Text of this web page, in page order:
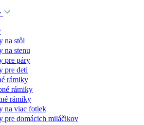
na stôl
na stenu
pre páry
pre deti
rámiky
rámiky
rámiky
na viac fotiek
pre domácich miláčikov